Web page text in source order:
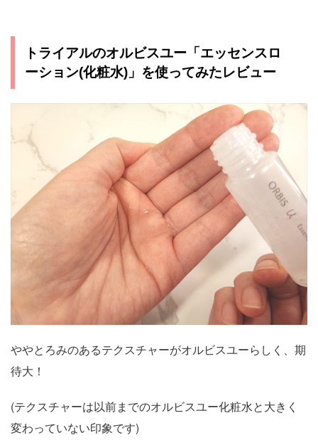
トライアルのオルビスユー「エッセンスロ
ーション(化粧水)」を使ってみたレビュー
ややとろみのあるテクスチャーがオルビスユーらしく、期
待大！
(テクスチャーは以前までのオルビスユー化粧水と大きく
変わっていない印象です)